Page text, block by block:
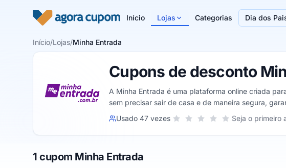
Início Lojas Categorias Dia dos
Início/Lojas/Minha Entrada
Cupons de desconto
A Minha Entrada é uma plataforma online criada
sem precisar sair de casa e de maneira segura,
Usado 47 vezesSua nota para Minha Entrada, de 1
5 estrelas
4 estrelas
3 estrelas
2 estrelas
1 estrela Seja o primeiro
1 cupom Minha Entrada